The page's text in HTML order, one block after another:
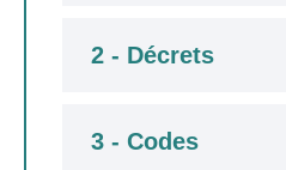
2 - Décrets
3 - Codes